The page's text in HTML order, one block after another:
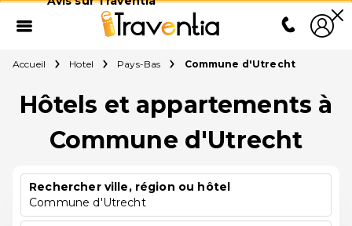
Accueil Hotel Pays-Bas Commune d'Utrecht
Hôtels et appartements à
Commune d'Utrecht
Rechercher ville, région ou hôtel
Commune d'Utrecht